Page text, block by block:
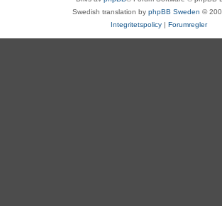
Swedish translation by phpBB Sweden ©
Integritetspolicy | Forumregler